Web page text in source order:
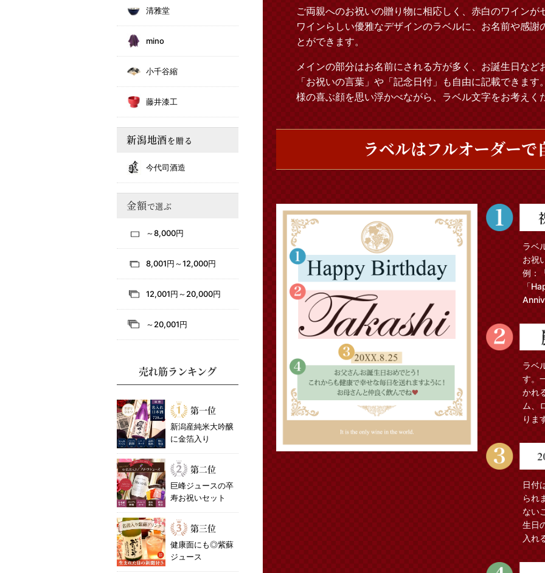
ご両親へのお祝いの贈り物に相応しく、赤白のワイン
ワインらしい優雅なデザインのラベルに、お名前や感
とができます。
メインの部分はお名前にされる方が多く、お誕生日な
「お祝いの言葉」や「記念日付」も自由に記載できま
様の喜ぶ顔を思い浮かべながら、ラベル文字をお考えく
ラベルはフルオーダーで
ラベ
お祝
例：
「
ラベ
す。
かれ
ム、
りま
日付
られ
ない
生日
入れ
清雅堂
mino
小千谷縮
藤井漆工
新潟地酒を贈る
今代司酒造
金額で選ぶ
～8,000円
8,001円～12,000円
12,001円～20,000円
～20,001円
売れ筋ランキング
第一位
新潟産純米大吟醸
に金箔入り
第二位
巨峰ジュースの卒
寿お祝いセット
第三位
健康面にも◎紫蘇
ジュース